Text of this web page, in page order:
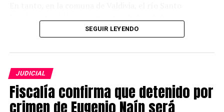
provocando la interrupción de la conectividad en la
cercanas.
La Alerta Roja comenzó a regir este lunes y
permanecerá vigente hasta que las condiciones del
evento lo ameriten. Con esta medida, Senapred indicó
SEGUIR LEYENDO
JUDICIAL
Fiscalía confirma que detenido por
crimen de Eugenio Naín será